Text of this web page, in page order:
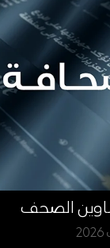
الصحف